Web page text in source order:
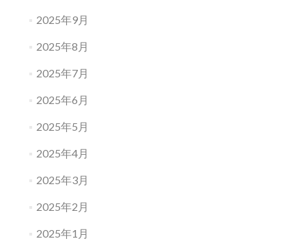
2025年9月
2025年8月
2025年7月
2025年6月
2025年5月
2025年4月
2025年3月
2025年2月
2025年1月